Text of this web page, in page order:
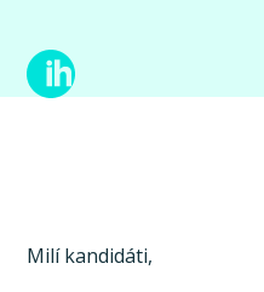
Milí kandidáti,